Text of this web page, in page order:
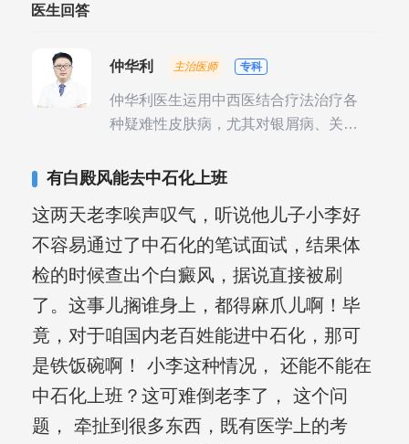
医生回答
仲华利 主治医师 专科
仲华利医生运用中西医结合疗法治疗各
种疑难性皮肤病，尤其对银屑病、关节
有白殿风能去中石化上班
这两天老李唉声叹气，听说他儿子小李好
不容易通过了中石化的笔试面试，结果体
检的时候查出个白癜风，据说直接被刷
了。这事儿搁谁身上，都得麻爪儿啊！毕
竟，对于咱国内老百姓能进中石化，那可
是铁饭碗啊！ 小李这种情况， 还能不能在
中石化上班？这可难倒老李了， 这个问
题， 牵扯到很多东西，既有医学上的考